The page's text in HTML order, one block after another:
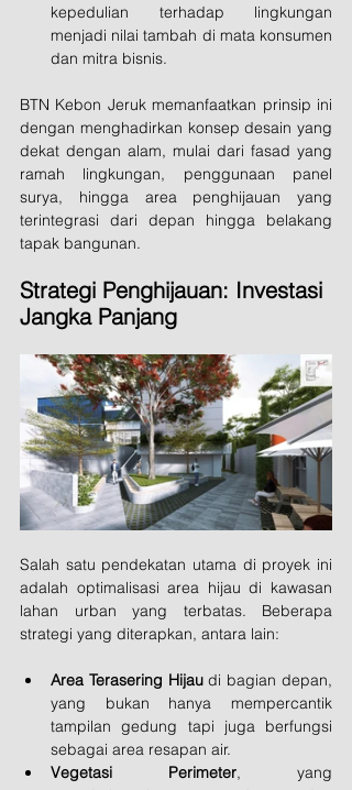
kepedulian terhadap lingkungan
menjadi nilai tambah di mata konsumen
dan mitra bisnis.
BTN Kebon Jeruk memanfaatkan prinsip ini
dengan menghadirkan konsep desain yang
dekat dengan alam, mulai dari fasad yang
ramah lingkungan, penggunaan panel
surya, hingga area penghijauan yang
terintegrasi dari depan hingga belakang
tapak bangunan.
Strategi Penghijauan: Investasi
Jangka Panjang
Salah satu pendekatan utama di proyek ini
adalah optimalisasi area hijau di kawasan
lahan urban yang terbatas. Beberapa
strategi yang diterapkan, antara lain:
Area Terasering Hijau di bagian depan,
yang bukan hanya mempercantik
tampilan gedung tapi juga berfungsi
sebagai area resapan air.
Vegetasi Perimeter, yang